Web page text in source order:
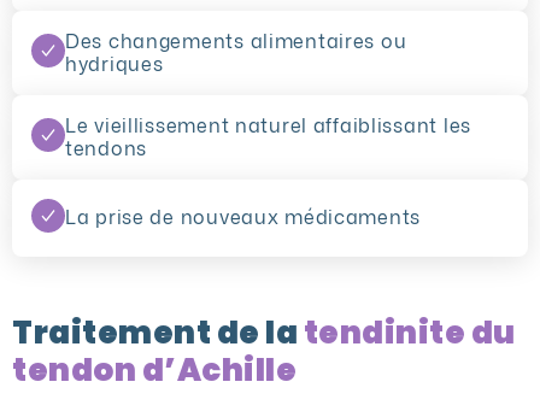
Des changements alimentaires ou
hydriques
Le vieillissement naturel affaiblissant les
tendons
La prise de nouveaux médicaments
Traitement de latendinite du
tendon d’Achille